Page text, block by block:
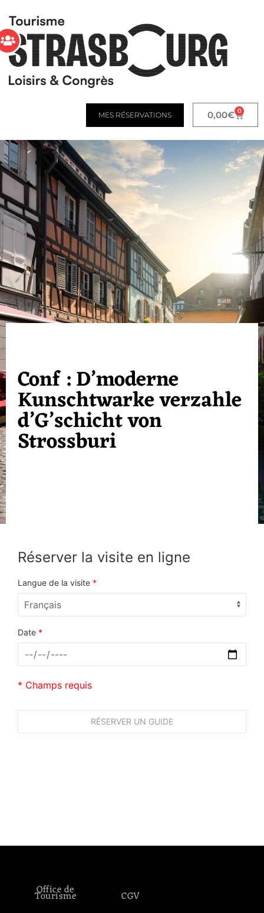
MES RÉSERVATIONS 0,00€ 0
Conf : D’moderne
Kunschtwarke verzahle
d’G’schicht von
Strossburi
Réserver la visite en ligne
Langue de la visite *
Date *
* Champs requis
Office de
Tourisme CGV